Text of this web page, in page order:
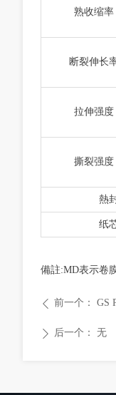
ꄴ 前一个： GS
ꄲ 后一个： 无
熟收缩率
断裂伸长
拉伸强度
撕裂强度
熱
纸
備註:MD表示卷